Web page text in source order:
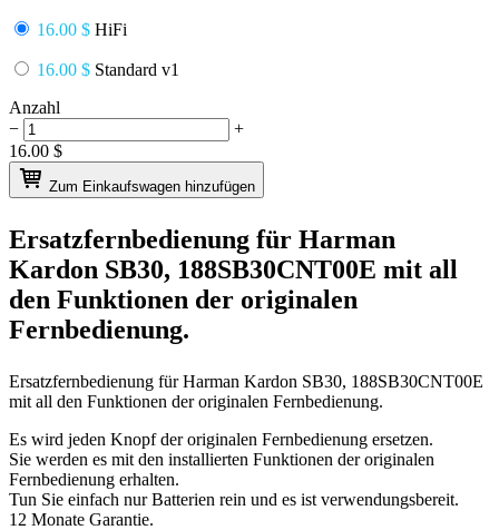
16.00 $ HiFi
16.00 $ Standard v1
Anzahl
−
+
16.00 $
Zum Einkaufswagen hinzufügen
Ersatzfernbedienung für Harman
Kardon SB30, 188SB30CNT00E mit all
den Funktionen der originalen
Fernbedienung.
Ersatzfernbedienung fürHarman Kardon SB30, 188SB30CNT00E
mit all den Funktionen der originalen Fernbedienung.
Es wird jeden Knopf der originalen Fernbedienung ersetzen.
Sie werden es mit den installierten Funktionen der originalen
Fernbedienung erhalten.
Tun Sie einfach nur Batterien rein und es ist verwendungsbereit.
12 Monate Garantie.